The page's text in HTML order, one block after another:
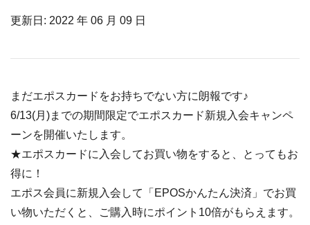
更新日: 2022 年 06 月 09 日
まだエポスカードをお持ちでない方に朗報です♪
6/13(月)までの期間限定でエポスカード新規入会キャンペ
ーンを開催いたします。
★エポスカードに入会してお買い物をすると、とってもお
得に！
エポス会員に新規入会して「EPOSかんたん決済」でお買
い物いただくと、ご購入時にポイント10倍がもらえます。